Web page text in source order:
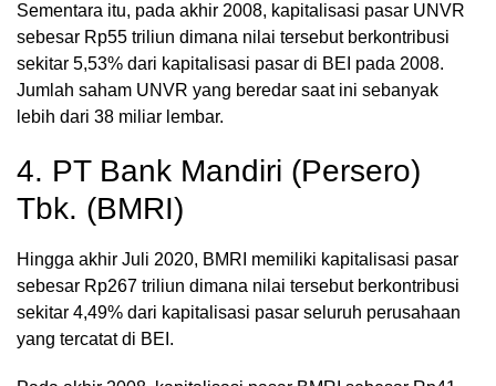
Sementara itu, pada akhir 2008, kapitalisasi pasar UNVR
sebesar Rp55 triliun dimana nilai tersebut berkontribusi
sekitar 5,53% dari kapitalisasi pasar di BEI pada 2008.
Jumlah saham UNVR yang beredar saat ini sebanyak
lebih dari 38 miliar lembar.
4. PT Bank Mandiri (Persero)
Tbk. (BMRI)
Hingga akhir Juli 2020, BMRI memiliki kapitalisasi pasar
sebesar Rp267 triliun dimana nilai tersebut berkontribusi
sekitar 4,49% dari kapitalisasi pasar seluruh perusahaan
yang tercatat di BEI.